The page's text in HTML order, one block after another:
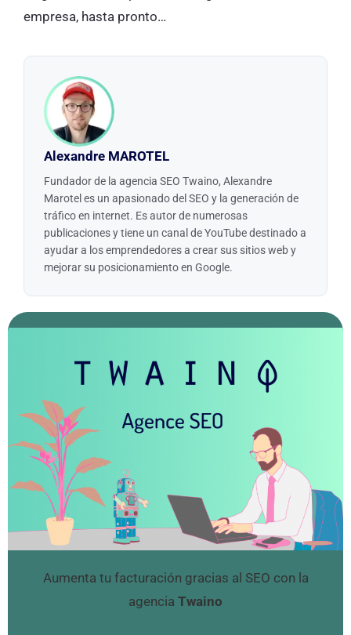
empresa, hasta pronto…
Alexandre MAROTEL
Fundador de la agencia SEO Twaino, Alexandre
Marotel es un apasionado del SEO y la generación de
tráfico en internet. Es autor de numerosas
publicaciones y tiene un canal de YouTube destinado a
ayudar a los emprendedores a crear sus sitios web y
mejorar su posicionamiento en Google.
Aumenta tu facturación gracias al SEO con la
agencia Twaino